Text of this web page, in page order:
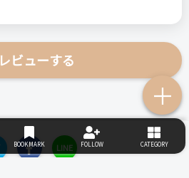
＋
レビューする
LINE
BOOKMARK FOLLOW CATEGORY